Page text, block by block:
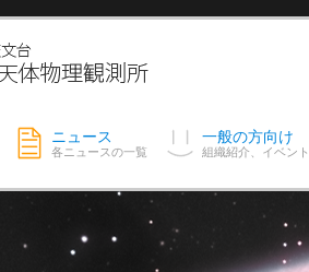
ニュース
各ニュースの一覧
一般の方向け
組織紹介、イベン